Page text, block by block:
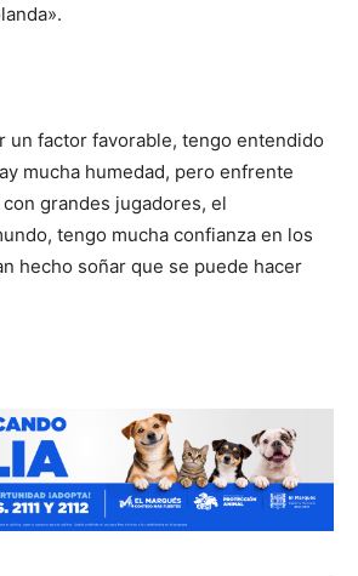
un factor favorable, tengo entendido
mucha humedad, pero enfrente
grandes jugadores, el
tengo mucha confianza en los
hecho soñar que se puede hacer